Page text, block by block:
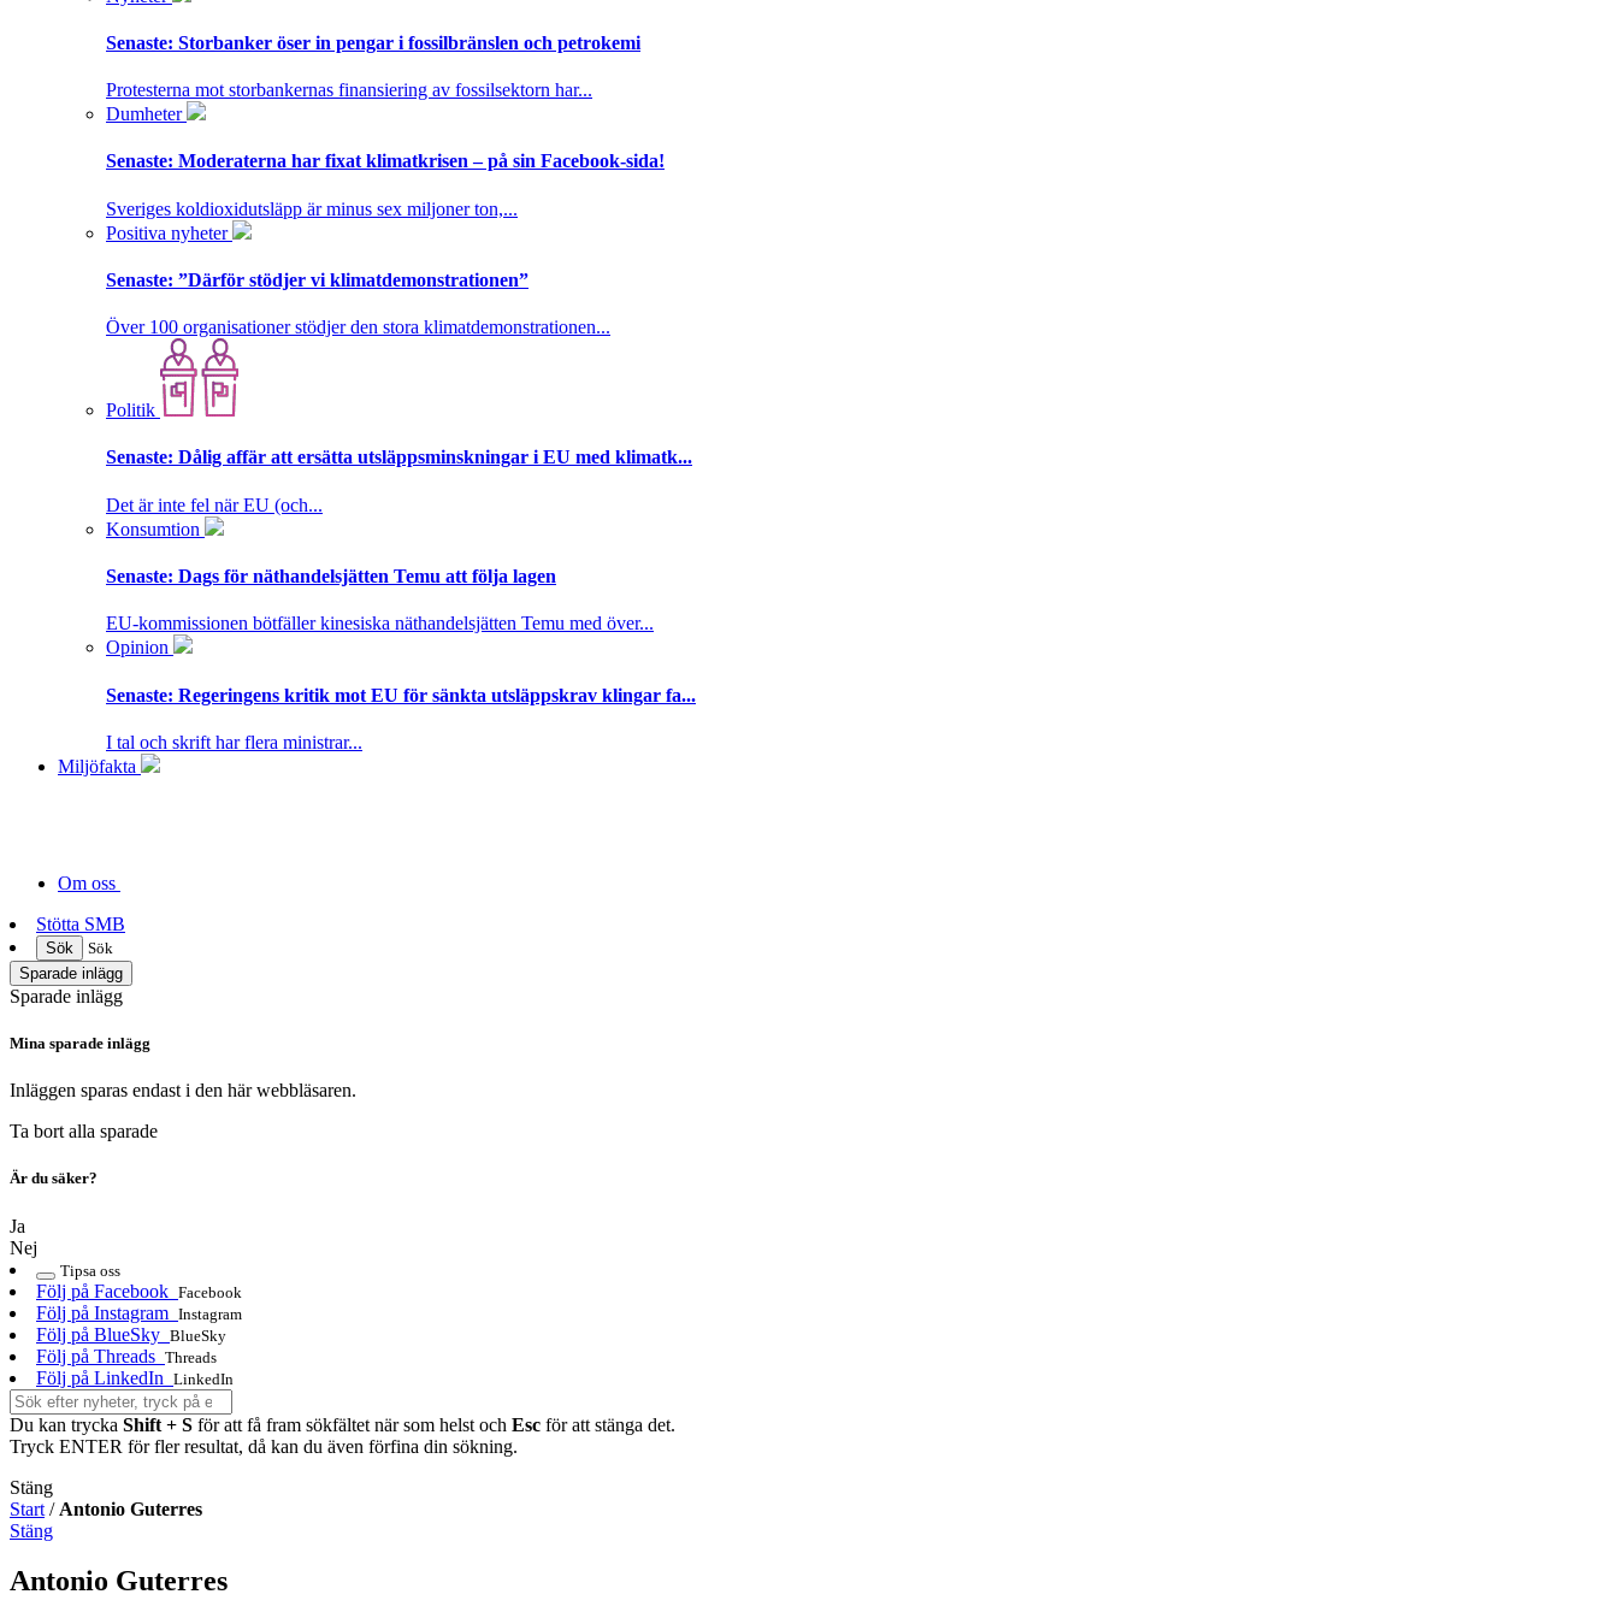
Senaste: Storbanker öser in pengar i fossilbränslen och petrokemi
Protesterna mot storbankernas finansiering av fossilsektorn har...
Dumheter
Senaste: Moderaterna har fixat klimatkrisen – på sin Facebook-sida!
Sveriges koldioxidutsläpp är minus sex miljoner ton,...
Positiva nyheter
Senaste: ”Därför stödjer vi klimatdemonstrationen”
Över 100 organisationer stödjer den stora klimatdemonstrationen...
Politik
Senaste: Dålig affär att ersätta utsläppsminskningar i EU med klimatk...
Det är inte fel när EU (och...
Konsumtion
Senaste: Dags för näthandelsjätten Temu att följa lagen
EU-kommissionen bötfäller kinesiska näthandelsjätten Temu med över...
Opinion
Senaste: Regeringens kritik mot EU för sänkta utsläppskrav klingar fa...
I tal och skrift har flera ministrar...
Miljöfakta
Om oss
Stötta SMB
Sök
Sök
Sparade inlägg
Sparade inlägg
Mina sparade inlägg
Inläggen sparas endast i den här webbläsaren.
Ta bort alla sparade
Är du säker?
Ja
Nej
Tipsa oss
Följ på Facebook Facebook
Följ på Instagram Instagram
Följ på BlueSky BlueSky
Följ på Threads Threads
Följ på LinkedIn LinkedIn
Du kan trycka Shift + S för att få fram sökfältet när som helst och Esc för att stänga det.
Tryck ENTER för fler resultat, då kan du även förfina din sökning.
Stäng
Start / Antonio Guterres
Stäng
Antonio Guterres